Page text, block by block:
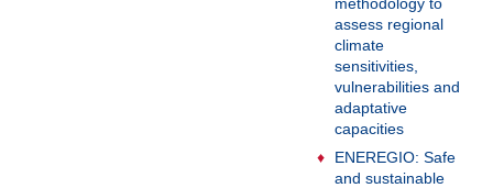
assess regional
climate
sensitivities,
vulnerabilities and
adaptative
capacities
ENEREGIO: Safe
and sustainable